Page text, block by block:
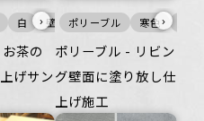
白 壁 床
›
茶の
げサン
ポリーブル 寒色›
ポリーブル - リビン
グ壁面に塗り放し仕
上げ施工